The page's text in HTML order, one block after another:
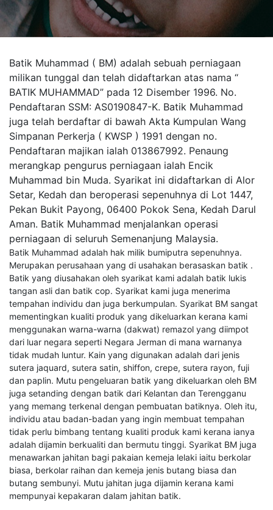
Batik Muhammad ( BM) adalah sebuah perniagaan
milikan tunggal dan telah didaftarkan atas nama “
BATIK MUHAMMAD” pada 12 Disember 1996. No.
Pendaftaran SSM: AS0190847-K. Batik Muhammad
juga telah berdaftar di bawah Akta Kumpulan Wang
Simpanan Perkerja ( KWSP ) 1991 dengan no.
Pendaftaran majikan ialah 013867992. Penaung
merangkap pengurus perniagaan ialah Encik
Muhammad bin Muda. Syarikat ini didaftarkan di Alor
Setar, Kedah dan beroperasi sepenuhnya di Lot 1447,
Pekan Bukit Payong, 06400 Pokok Sena, Kedah Darul
Aman. Batik Muhammad menjalankan operasi
perniagaan di seluruh Semenanjung Malaysia.
Batik Muhammad adalah hak milik bumiputra sepenuhnya.
Merupakan perusahaan yang di usahakan berasaskan batik .
Batik yang diusahakan oleh syarikat kami adalah batik lukis
tangan asli dan batik cop. Syarikat kami juga menerima
tempahan individu dan juga berkumpulan. Syarikat BM sangat
mementingkan kualiti produk yang dikeluarkan kerana kami
menggunakan warna-warna (dakwat) remazol yang diimpot
dari luar negara seperti Negara Jerman di mana warnanya
tidak mudah luntur. Kain yang digunakan adalah dari jenis
sutera jaquard, sutera satin, shiffon, crepe, sutera rayon, fuji
dan paplin. Mutu pengeluaran batik yang dikeluarkan oleh BM
juga setanding dengan batik dari Kelantan dan Terengganu
yang memang terkenal dengan pembuatan batiknya. Oleh itu,
individu atau badan-badan yang ingin membuat tempahan
tidak perlu bimbang tentang kualiti produk kami kerana ianya
adalah dijamin berkualiti dan bermutu tinggi. Syarikat BM juga
menawarkan jahitan bagi pakaian kemeja lelaki iaitu berkolar
biasa, berkolar raihan dan kemeja jenis butang biasa dan
butang sembunyi. Mutu jahitan juga dijamin kerana kami
mempunyai kepakaran dalam jahitan batik.